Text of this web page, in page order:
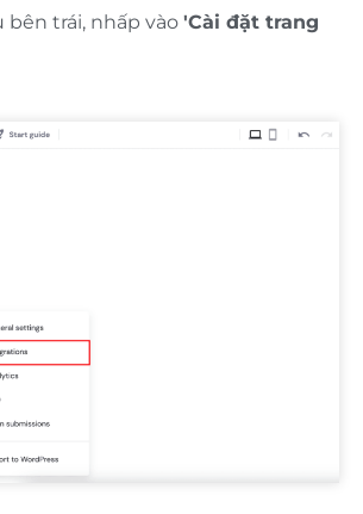
bên trái, nhấp vào 'Cài đặt trang